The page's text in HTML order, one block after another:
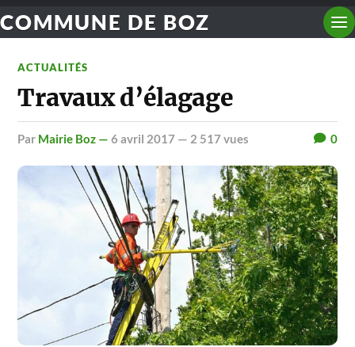
COMMUNE DE BOZ
ACTUALITÉS
Travaux d’élagage
par Mairie Boz —6 avril 2017 — 2 517 vues 0